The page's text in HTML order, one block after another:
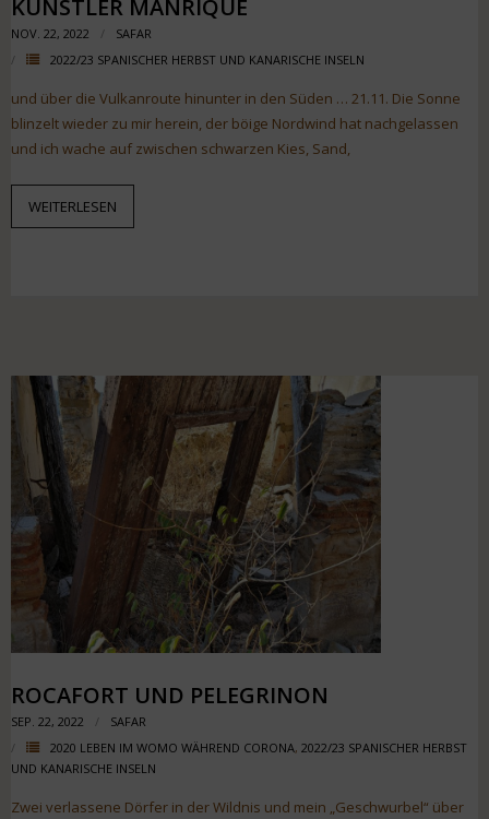
KÜNSTLER MANRIQUE
NOV. 22, 2022
SAFAR
2022/23 SPANISCHER HERBST UND KANARISCHE INSELN
und über die Vulkanroute hinunter in den Süden … 21.11. Die Sonne
blinzelt wieder zu mir herein, der böige Nordwind hat nachgelassen
und ich wache auf zwischen schwarzen Kies, Sand,
WEITERLESEN
ROCAFORT UND PELEGRINON
SEP. 22, 2022
SAFAR
2020 LEBEN IM WOMO WÄHREND CORONA, 2022/23 SPANISCHER HERBST
UND KANARISCHE INSELN
Zwei verlassene Dörfer in der Wildnis und mein „Geschwurbel“ über